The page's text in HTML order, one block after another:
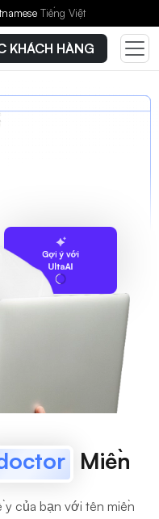
Tiếng Việt
KHÁCH HÀNG
Gợi ý với
UltaAI
Miền
y của bạn với tên miền